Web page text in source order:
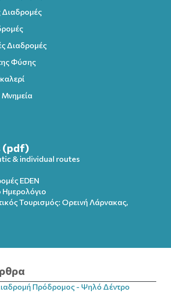
Διαδρομές
Διαδρομές
Φύσης
(pdf)
& individual routes
EDEN
Ημερολόγιο
Τουρισμός: Ορεινή Λάρνακας,
Πρόδρομος - Ψηλό Δέντρο